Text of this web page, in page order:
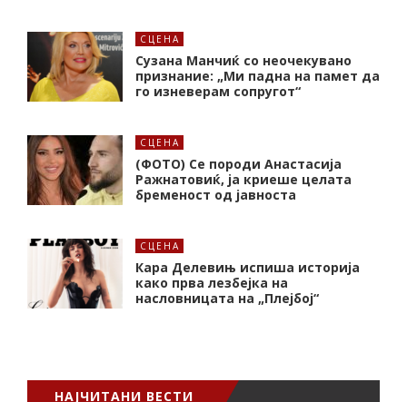
СЦЕНА
Сузана Манчиќ со неочекувано
признание: „Ми падна на памет да
го изневерам сопругот“
СЦЕНА
(ФОТО) Се породи Анастасија
Ражнатовиќ, ја криеше целата
бременост од јавноста
СЦЕНА
Кара Делевињ испиша историја
како прва лезбејка на
насловницата на „Плејбој“
НАЈЧИТАНИ ВЕСТИ